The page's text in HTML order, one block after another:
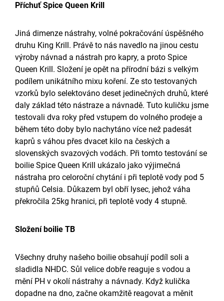
Příchuť Spice Queen Krill
Jiná dimenze nástrahy, volné pokračování úspěšného
druhu King Krill. Právě to nás navedlo na jinou cestu
výroby návnad a nástrah pro kapry, a proto Spice
Queen Krill. Složení je opět na přírodní bázi s velkým
podílem unikátního mixu koření. Ze sto testovaných
vzorků bylo selektováno deset jedinečných druhů, které
daly základ této nástraze a návnadě. Tuto kuličku jsme
testovali dva roky před vstupem do volného prodeje a
během této doby bylo nachytáno více než padesát
kaprů s váhou přes dvacet kilo na českých a
slovenských svazových vodách. Při tomto testování se
boilie Spice Queen Krill ukázalo jako výjimečná
nástraha pro celoroční chytání i při teplotě vody pod 5
stupňů Celsia. Důkazem byl obří lysec, jehož váha
překročila 25kg hranici, při teplotě vody 4 stupně.
Složení boilie TB
Všechny druhy našeho boilie obsahují podíl soli a
sladidla NHDC. Sůl velice dobře reaguje s vodou a
mění PH v okolí nástrahy a návnady. Když kulička
dopadne na dno, začne okamžitě reagovat a měnit